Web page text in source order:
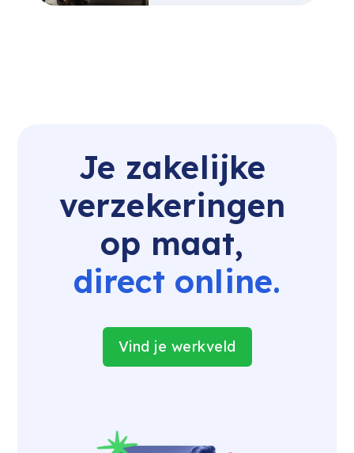
Je zakelijke
verzekeringen
op maat,
direct online.
Vind je werkveld